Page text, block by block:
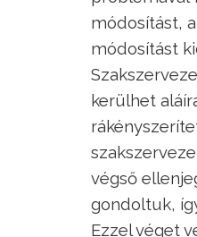
módosítást,
módosítást
kerülhet
végső
gondoltuk,
Ezzel véget